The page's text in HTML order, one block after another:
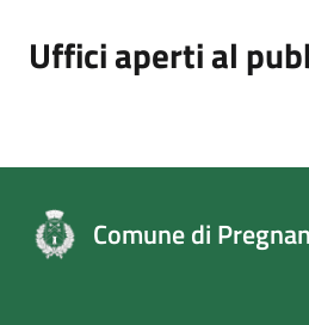
Uffici aperti al
Comune di